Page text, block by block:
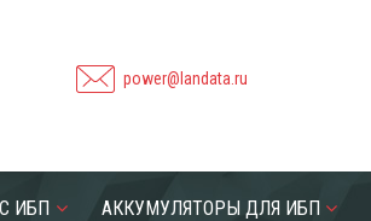
power@landata.ru
ИБП АККУМУЛЯТОРЫ ДЛЯ ИБП